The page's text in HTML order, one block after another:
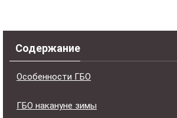
Содержание
Особенности ГБО
ГБО накануне зимы